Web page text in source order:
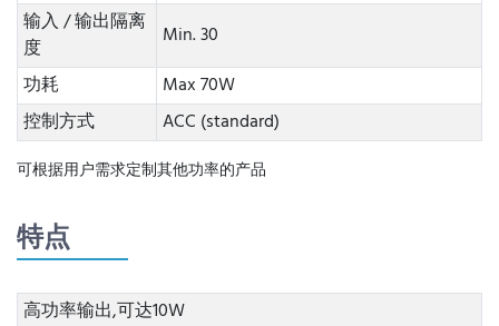
输入 / 输出隔离
度
Min. 30
功耗
Max 70W
控制方式
ACC (standard)
可根据用户需求定制其他功率的产品
特点
高功率输出,可达10W